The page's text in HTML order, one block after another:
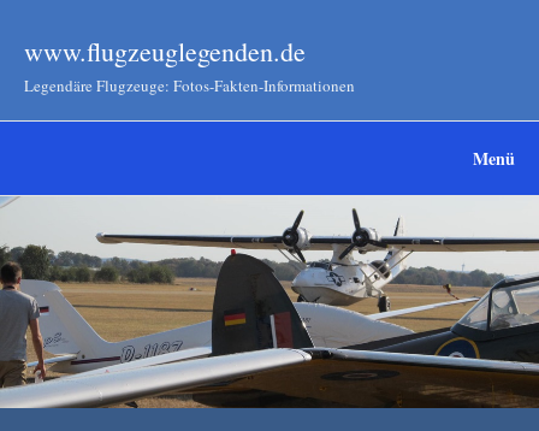
www.flugzeuglegenden.de
Legendäre Flugzeuge: Fotos-Fakten-Informationen
Menü